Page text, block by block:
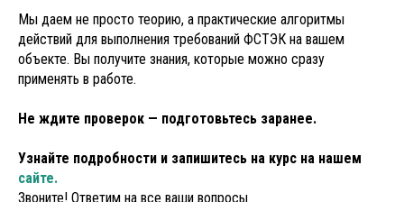
Мы даем не просто теорию, а практические алгоритмы
действий для выполнения требований ФСТЭК на вашем
объекте. Вы получите знания, которые можно сразу
применять в работе.
Не ждите проверок — подготовьтесь заранее.
Узнайте подробности и запишитесь на курс на нашем
сайте.
Звоните! Ответим на все ваши вопросы